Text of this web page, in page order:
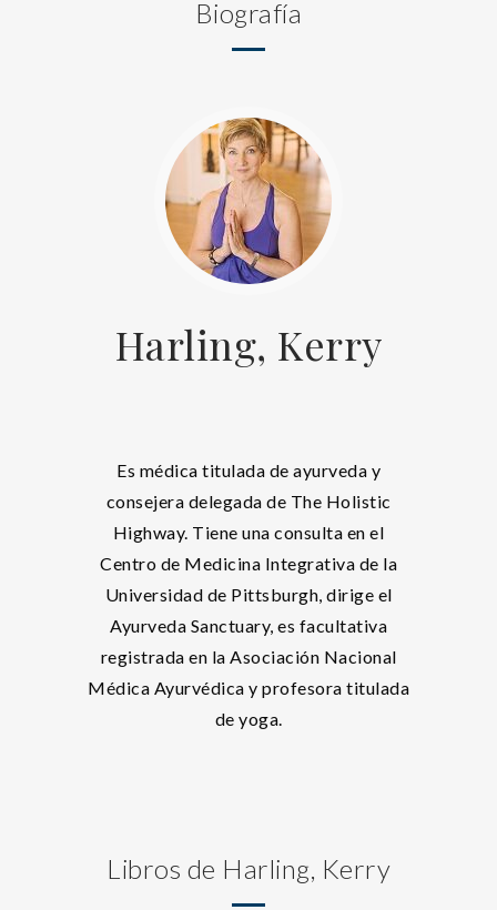
Biografía
Harling, Kerry
Es médica titulada de ayurveda y
consejera delegada de The Holistic
Highway. Tiene una consulta en el
Centro de Medicina Integrativa de la
Universidad de Pittsburgh, dirige el
Ayurveda Sanctuary, es facultativa
registrada en la Asociación Nacional
Médica Ayurvédica y profesora titulada
de yoga.
Libros de Harling, Kerry